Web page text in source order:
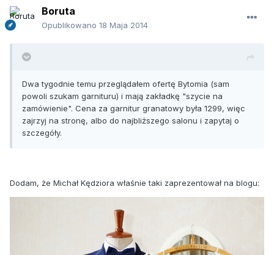
Boruta
Opublikowano 18 Maja 2014
Dwa tygodnie temu przeglądałem ofertę Bytomia (sam
powoli szukam garnituru) i mają zakładkę "szycie na
zamówienie". Cena za garnitur granatowy była 1299, więc
zajrzyj na stronę, albo do najbliższego salonu i zapytaj o
szczegóły.
Dodam, że Michał Kędziora właśnie taki zaprezentował na blogu: